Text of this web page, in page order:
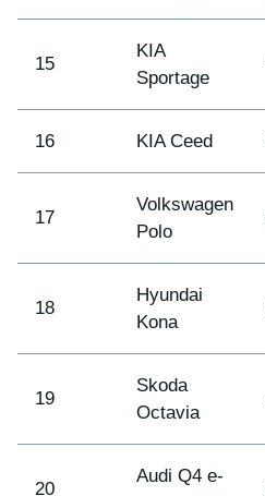
15
KIA
Sportage
16 KIA Ceed
17
Volkswagen
Polo
18
Hyundai
Kona
19
Skoda
Octavia
20
Audi Q4 e-